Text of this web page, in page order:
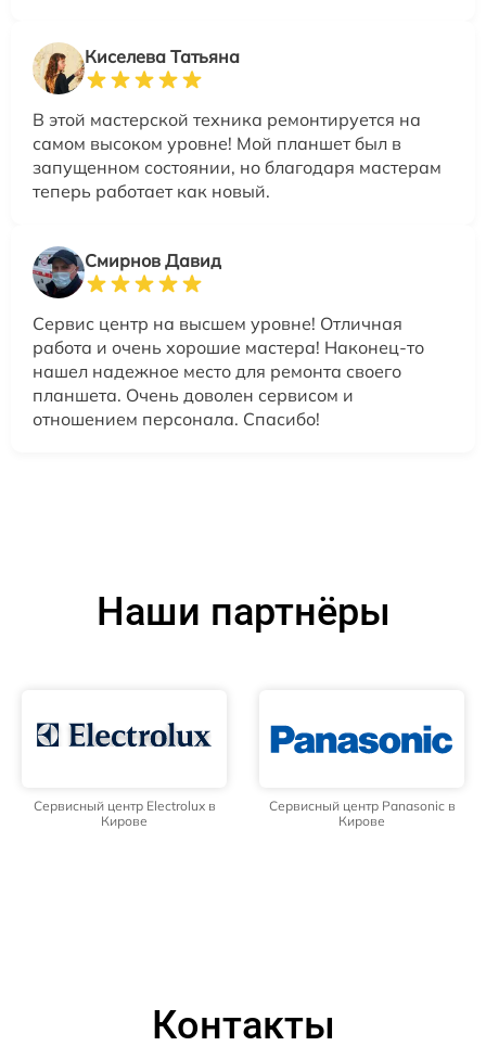
Киселева Татьяна
В этой мастерской техника ремонтируется на
самом высоком уровне! Мой планшет был в
запущенном состоянии, но благодаря мастерам
теперь работает как новый.
Смирнов Давид
Сервис центр на высшем уровне! Отличная
работа и очень хорошие мастера! Наконец-то
нашел надежное место для ремонта своего
планшета. Очень доволен сервисом и
отношением персонала. Спасибо!
Наши партнёры
Сервисный центр Electrolux в
Кирове
Сервисный центр Panasonic в
Кирове
Контакты